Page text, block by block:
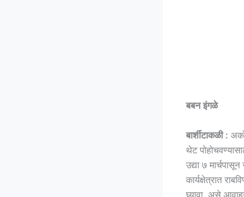
बबन इंगळे
बार्शीटाकळी :
थेट
उद्या ७
कार्यक्षेत्रात
घ्यावा, असे